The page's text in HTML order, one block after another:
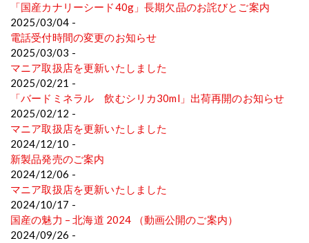
「国産カナリーシード40g」長期欠品のお詫びとご案内
2025/03/04 -
電話受付時間の変更のお知らせ
2025/03/03 -
マニア取扱店を更新いたしました
2025/02/21 -
「バードミネラル 飲むシリカ30ml」出荷再開のお知らせ
2025/02/12 -
マニア取扱店を更新いたしました
2024/12/10 -
新製品発売のご案内
2024/12/06 -
マニア取扱店を更新いたしました
2024/10/17 -
国産の魅力 – 北海道 2024 （動画公開のご案内）
2024/09/26 -